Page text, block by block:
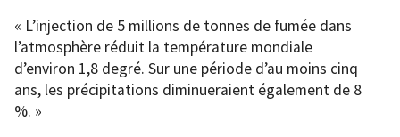
« L’injection de 5 millions de tonnes de fumée dans
l’atmosphère réduit la température mondiale
d’environ 1,8 degré. Sur une période d’au moins cinq
ans, les précipitations diminueraient également de 8
%. »